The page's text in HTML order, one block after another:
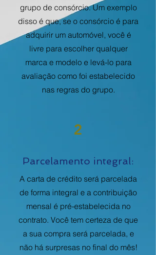
grupo de consórcio. Um exemplo
disso é que, se o consórcio é para
adquirir um automóvel, você é
livre para escolher qualquer
marca e modelo e levá-lo para
avaliação como foi estabelecido
nas regras do grupo.
2
Parcelamento integral:
A carta de crédito será parcelada
de forma integral e a contribuição
mensal é pré-estabelecida no
contrato. Você tem certeza de que
a sua compra será parcelada, e
não há surpresas no final do mês!